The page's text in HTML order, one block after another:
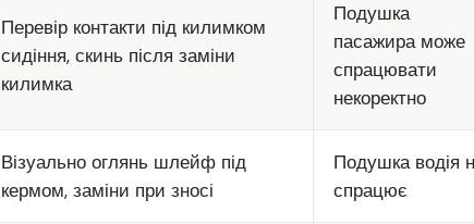
Перевір контакти під килимком
сидіння, скинь після заміни
килимка
Подушка
пасажира може
спрацювати
некоректно
Візуально оглянь шлейф під
кермом, заміни при зносі
Подушка водія
спрацює